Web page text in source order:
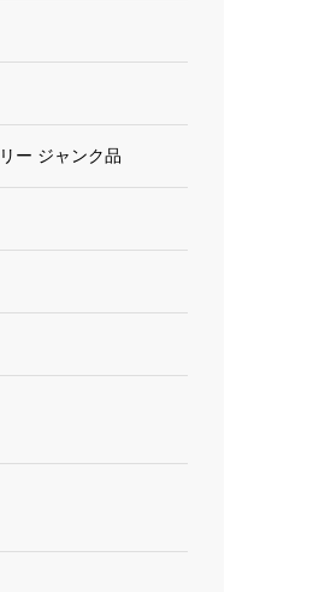
ー ジャンク品